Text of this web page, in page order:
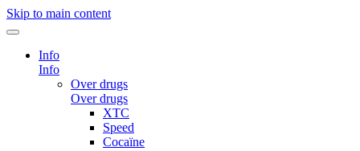
Skip to main content
Info
Info
Over drugs
Over drugs
XTC
Speed
Cocaïne